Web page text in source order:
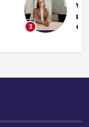
Podrobný
nadprůměrné
fázi kariéry